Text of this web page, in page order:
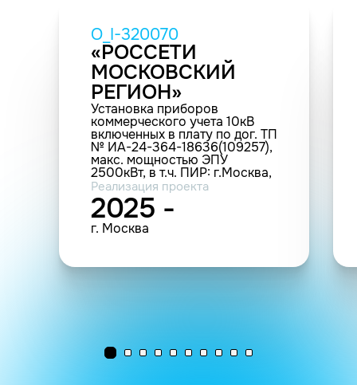
O_I-320070
«РОССЕТИ
МОСКОВСКИЙ
РЕГИОН»
Установка приборов
коммерческого учета 10кВ
включенных в плату по дог. ТП
№ ИА-24-364-18636(109257),
макс. мощностью ЭПУ
2500кВт, в т.ч. ПИР: г.Москва,
ул.Молжаниновская, д.15 (2
т.у.)
Реализация проекта
2025 -
г. Москва